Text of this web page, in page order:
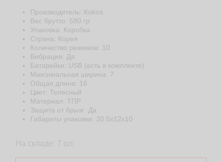
Производитель: Kokos
Веc брутто: 580 гр
Упаковка: Коробка
Страна: Корея
Количество режимов: 10
Вибрация: Да
Батарейки: USB (есть в комплекте)
Максимальная ширина: 7
Общая длина: 16
Цвет: Телесный
Материал: ТПР
Защита от брызг: Да
Габариты упаковки: 20.5x12х10